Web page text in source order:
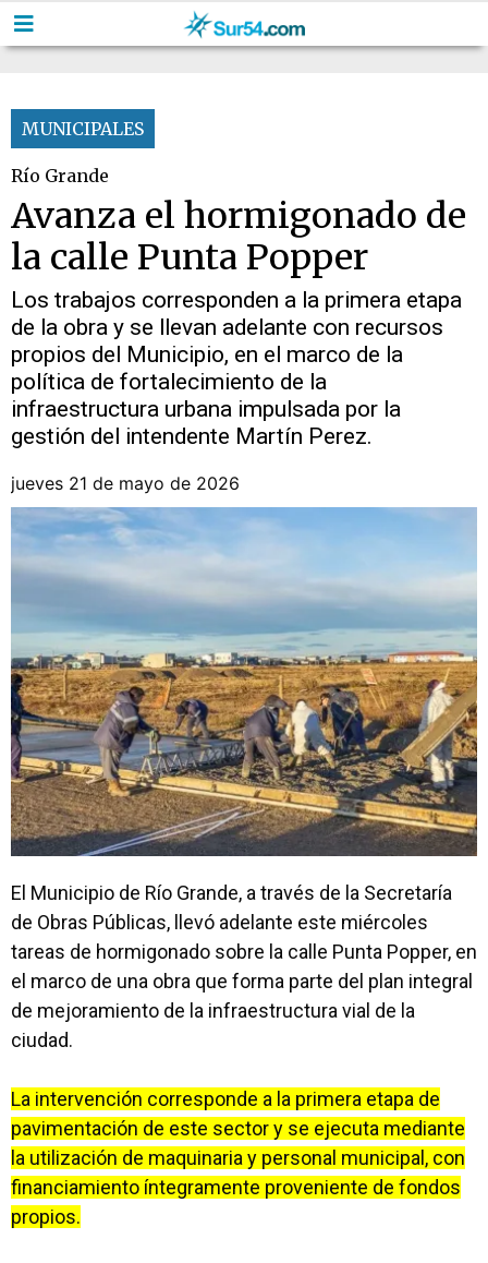
MUNICIPALES
Río Grande
Avanza el hormigonado de
la calle Punta Popper
Los trabajos corresponden a la primera etapa
de la obra y se llevan adelante con recursos
propios del Municipio, en el marco de la
política de fortalecimiento de la
infraestructura urbana impulsada por la
gestión del intendente Martín Perez.
jueves 21 de mayo de 2026
El Municipio de Río Grande, a través de la Secretaría
de Obras Públicas, llevó adelante este miércoles
tareas de hormigonado sobre la calle Punta Popper, en
el marco de una obra que forma parte del plan integral
de mejoramiento de la infraestructura vial de la
ciudad.
La intervención corresponde a la primera etapa de
pavimentación de este sector y se ejecuta mediante
la utilización de maquinaria y personal municipal, con
financiamiento íntegramente proveniente de fondos
propios.